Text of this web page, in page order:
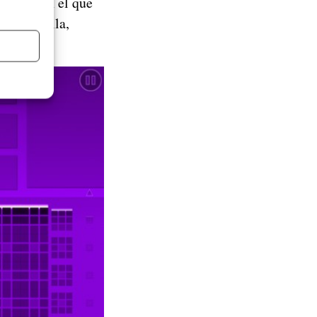
la pantalla,